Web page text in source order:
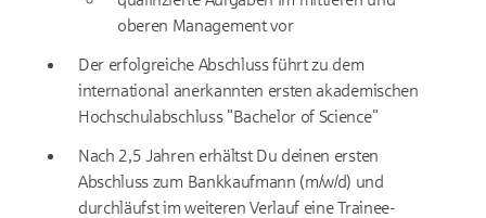
oberen Management vor
Der erfolgreiche Abschluss führt zu dem
international anerkannten ersten akademischen
Hochschulabschluss "Bachelor of Science"
Nach 2,5 Jahren erhältst Du deinen ersten
Abschluss zum Bankkaufmann (m/w/d) und
durchläufst im weiteren Verlauf eine Trainee-